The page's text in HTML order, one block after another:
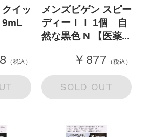
イッ
9mL
（税込）
メンズビゲン スピー
ディーＩＩ 1個 自
然な黒色 N 【医薬...
￥877 （税込）
SOLD OUT